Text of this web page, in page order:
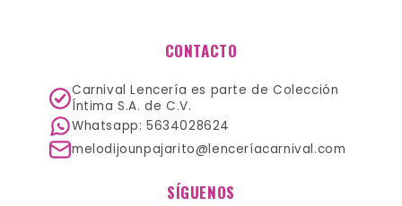
CONTACTO
Carnival Lencería es parte de Colección
Íntima S.A. de C.V.
Whatsapp: 5634028624
melodijounpajarito@lenceríacarnival.com
SÍGUENOS